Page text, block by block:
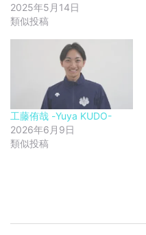
2025年5月14日
類似投稿
工藤侑哉 -Yuya KUDO-
2026年6月9日
類似投稿